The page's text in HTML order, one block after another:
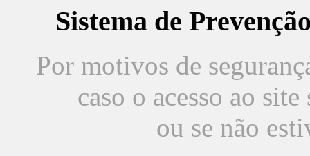
Sistema de
Por motivos de
caso o acesso ao
ou se não